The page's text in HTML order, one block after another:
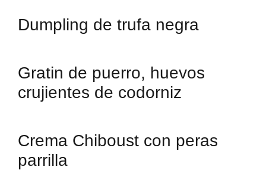
Dumpling de trufa negra
Gratin de puerro, huevos
crujientes de codorniz
Crema Chiboust con peras
parrilla